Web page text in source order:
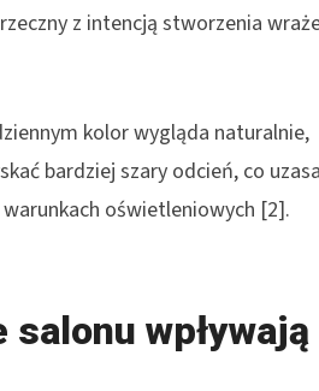
z intencją stworzenia
kolor wygląda naturalnie,
bardziej szary odcień, co
oświetleniowych [2].
wpływają